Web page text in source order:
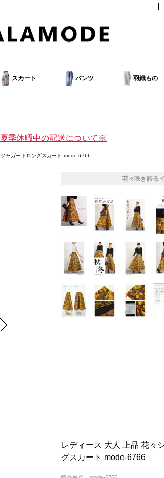
スカート パンツ 羽織もの
季休暇中の配送について※
ャガードロングスカート mode-6766
花々咲き誇る
レディース 大人 上品 花々
グスカート mode-6766